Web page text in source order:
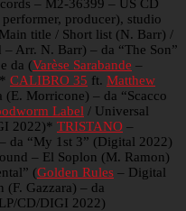
– M2-36399 – US CD
producer), studio
title / Short list (N. Barr) /
– Arr. N. Barr) – da “The Son”
da (Varèse Sarabande –
CALIBRO 35 ft. Matthew
Morricone) – da “Scacco
Label / Universal
2022)* TRISTANO –
da “My 1st 3” (Digital 2022)
– El Soplon (M. Ramon)
(Golden Rules – Digital
(F. Gazzara) – da
CD/DIGI 2022)